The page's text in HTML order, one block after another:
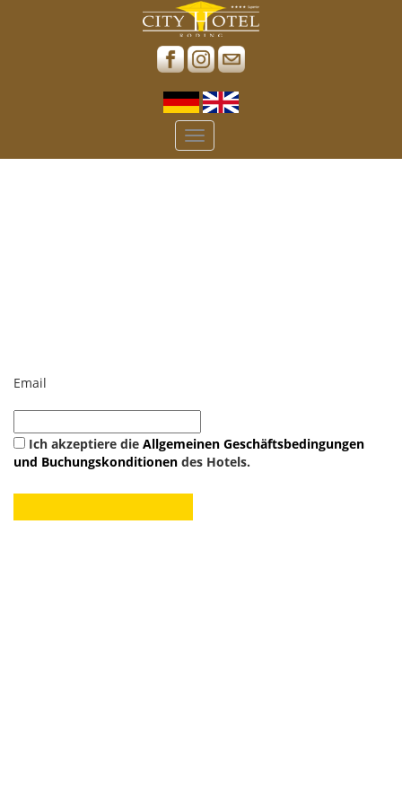
Toggle
navigation
Email
Ich akzeptiere die Allgemeinen Geschäftsbedingungen
und Buchungskonditionen des Hotels.